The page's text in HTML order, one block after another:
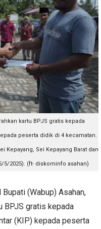
kartu BPJS gratis kepada
peserta didik di 4 kecamatan.
Kepayang, Sei Kepayang Barat dan
5/2025). (ft- diskominfo asahan)
(Wabup) Asahan,
BPJS gratis kepada
(KIP) kepada peserta